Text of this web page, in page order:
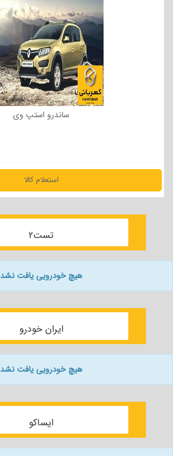
ساندرو استپ وی
استعلام کالا
تست2
هیچ خودرویی یافت نشد
ایران خودرو
هیچ خودرویی یافت نشد
ایساکو